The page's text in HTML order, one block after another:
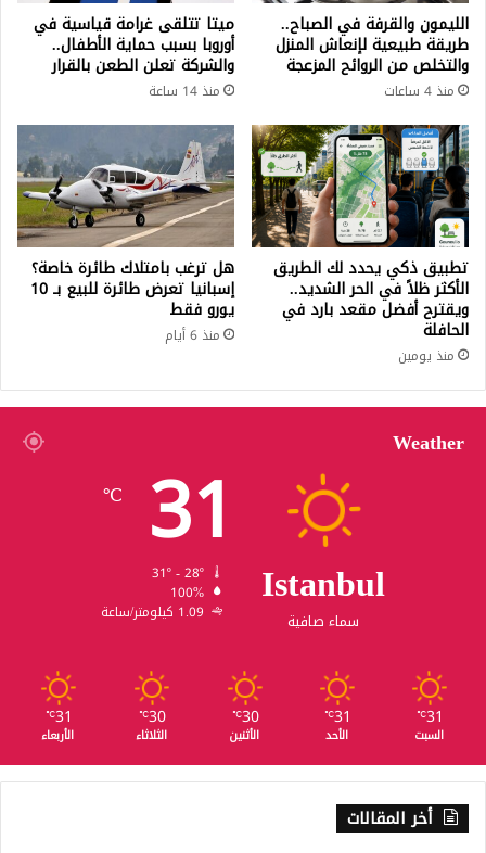
الليمون والقرفة في الصباح..
طريقة طبيعية لإنعاش المنزل
والتخلص من الروائح المزعجة
منذ 4 ساعات
ميتا تتلقى غرامة قياسية في
أوروبا بسبب حماية الأطفال..
والشركة تعلن الطعن بالقرار
منذ 14 ساعة
تطبيق ذكي يحدد لك الطريق
الأكثر ظلاً في الحر الشديد..
ويقترح أفضل مقعد بارد في
الحافلة
منذ يومين
هل ترغب بامتلاك طائرة خاصة؟
إسبانيا تعرض طائرة للبيع بـ 10
يورو فقط
منذ 6 أيام
Weather
Istanbul
سماء صافية
31
℃
100%
1.09 كيلومتر/ساعة
31
℃
السبت
31
℃
الأحد
30
℃
الأثنين
30
℃
الثلاثاء
31
℃
الأربعاء
أخر المقالات